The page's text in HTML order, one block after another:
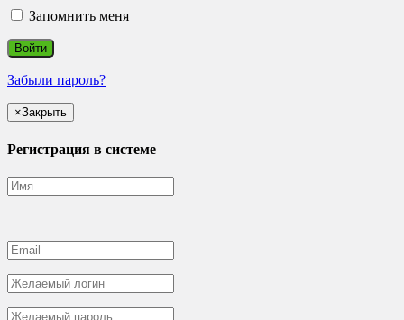
Запомнить меня
Забыли пароль?
×Закрыть
Регистрация в системе